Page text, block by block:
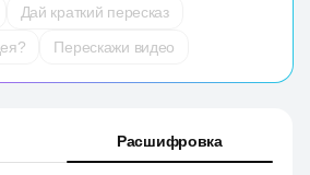
Дай краткий пересказ
Перескажи видео
Расшифровка